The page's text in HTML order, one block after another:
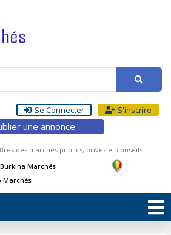
Se Connecter S'inscrire
une annonce
des marchés publics, privés et conseils
Burkina Marchés
Marchés